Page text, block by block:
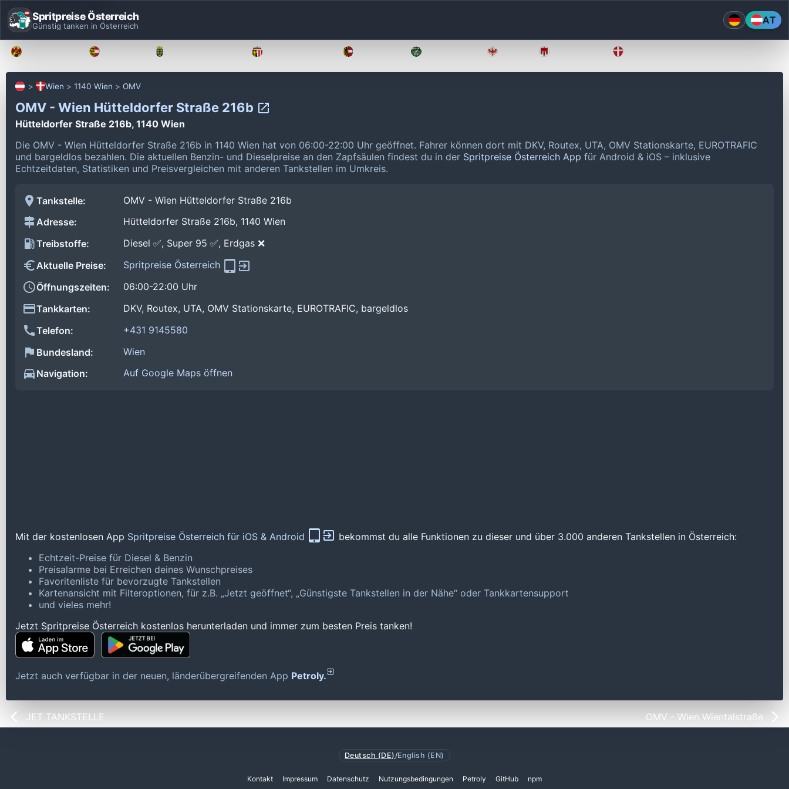
Spritpreise Österreich
Günstig tanken in Österreich AT
Wien 1140 Wien OMV
OMV - Wien Hütteldorfer Straße 216b
Hütteldorfer Straße 216b, 1140 Wien
Die OMV - Wien Hütteldorfer Straße 216b in 1140 Wien hat von 06:00-22:00 Uhr geöffnet. Fahrer können dort mit DKV, Routex, UTA, OMV Stationskarte, EUROTRAFIC
und bargeldlos bezahlen. Die aktuellen Benzin- und Dieselpreise an den Zapfsäulen findest du in der Spritpreise Österreich App für Android & iOS – inklusive
Echtzeitdaten, Statistiken und Preisvergleichen mit anderen Tankstellen im Umkreis.
Tankstelle:
OMV - Wien Hütteldorfer Straße 216b
Adresse:
Hütteldorfer Straße 216b, 1140 Wien
Treibstoffe:
Diesel ✅, Super 95 ✅, Erdgas ❌
Aktuelle Preise:
Spritpreise Österreich
Öffnungszeiten:
06:00-22:00 Uhr
Tankkarten:
DKV, Routex, UTA, OMV Stationskarte, EUROTRAFIC, bargeldlos
Telefon:
+431 9145580
Bundesland:
Wien
Navigation:
Auf Google Maps öffnen
Mit der kostenlosen App Spritpreise Österreich für iOS & Android
bekommst du alle Funktionen zu dieser und über 3.000 anderen Tankstellen in Österreich:
Echtzeit-Preise für Diesel & Benzin
Preisalarme bei Erreichen deines Wunschpreises
Favoritenliste für bevorzugte Tankstellen
Kartenansicht mit Filteroptionen, für z.B. „Jetzt geöffnet“, „Günstigste Tankstellen in der Nähe“ oder Tankkartensupport
und vieles mehr!
Jetzt Spritpreise Österreich kostenlos herunterladen und immer zum besten Preis tanken!
Jetzt auch verfügbar in der neuen, länderübergreifenden App Petroly.
JET TANKSTELLE OMV - Wien Wientalstraße
Deutsch (DE) /English (EN)
Kontakt Impressum Datenschutz Nutzungsbedingungen Petroly GitHub npm